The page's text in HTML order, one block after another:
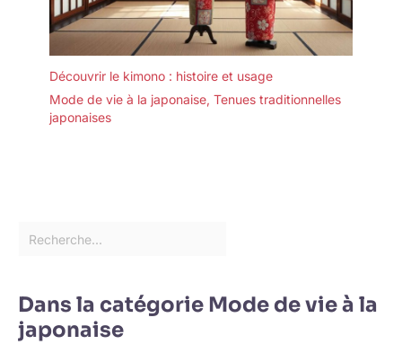
Découvrir le kimono : histoire et usage
Mode de vie à la japonaise, Tenues traditionnelles
japonaises
Dans la catégorie Mode de vie à la
japonaise